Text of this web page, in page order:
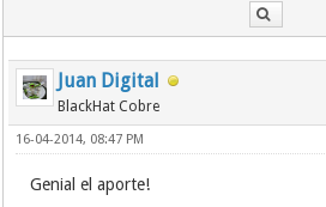
http://
http://forum.framasoft.org
info.net/forumhttp://
http://www.inkscapeforum.com
http://www.skepticforum.com
http://
Juan Digital
BlackHat Cobre
16-04-2014, 08:47 PM
Genial el aporte!